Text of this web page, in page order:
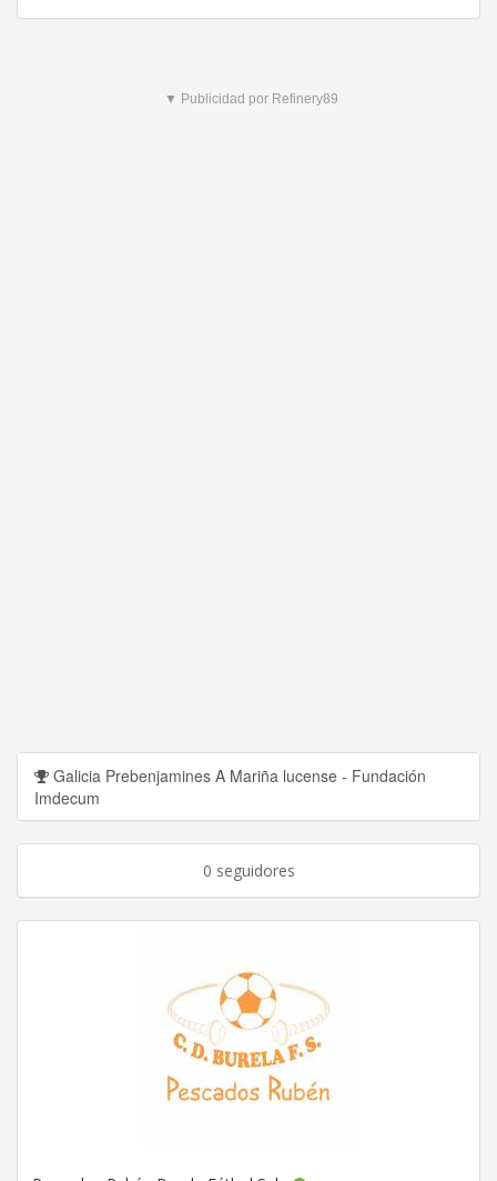
▼ Publicidad por Refinery89
Galicia Prebenjamines A Mariña lucense - Fundación
Imdecum
0 seguidores